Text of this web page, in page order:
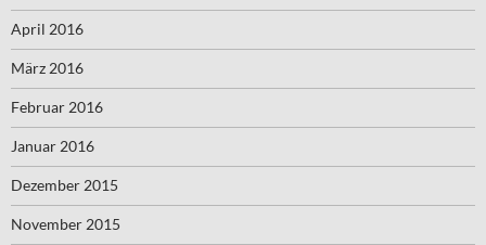
April 2016
März 2016
Februar 2016
Januar 2016
Dezember 2015
November 2015